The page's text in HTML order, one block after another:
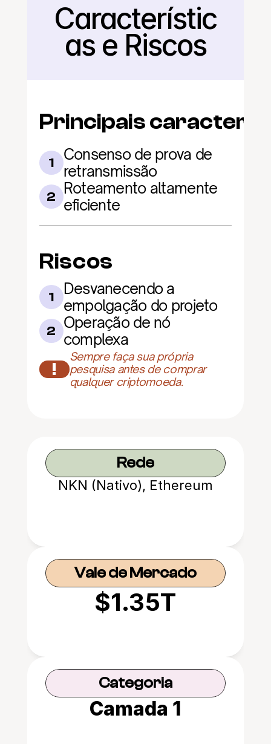
Voltar
Característic
as e Riscos
Principais
1
Consenso de prova de
retransmissão
2 Roteamento altamente
eficiente
Riscos
1
Desvanecendo a
empolgação do projeto
2 Operação de nó
complexa
!
Sempre faça sua própria
pesquisa antes de comprar
qualquer criptomoeda.
Rede
NKN (Nativo), Ethereum
Vale de Mercado
$1.35T
Categoria
Camada 1